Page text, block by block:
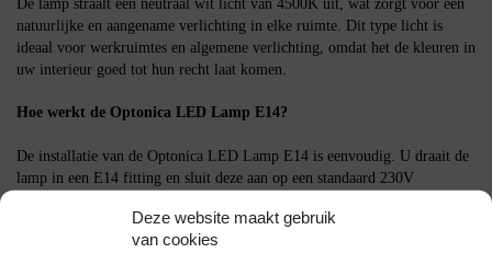
Deze website maakt gebruik
van cookies
De lamp straalt een neutraal wit licht van 4500K uit, wat zorgt voor een
natuurlijke en aangename verlichting in elke ruimte. Dit type licht is
ideaal voor werkruimtes en algemene verlichting, omdat het de kleuren in
uw interieur goed tot hun recht laat komen.
Hoe werkt de Optonica LED Lamp E14?
De installatie van de Optonica LED Lamp E14 is eenvoudig. U draait de
lamp in een E14 fitting en sluit deze aan op een standaard 230V
aanpassen met een geschikte dimmer.